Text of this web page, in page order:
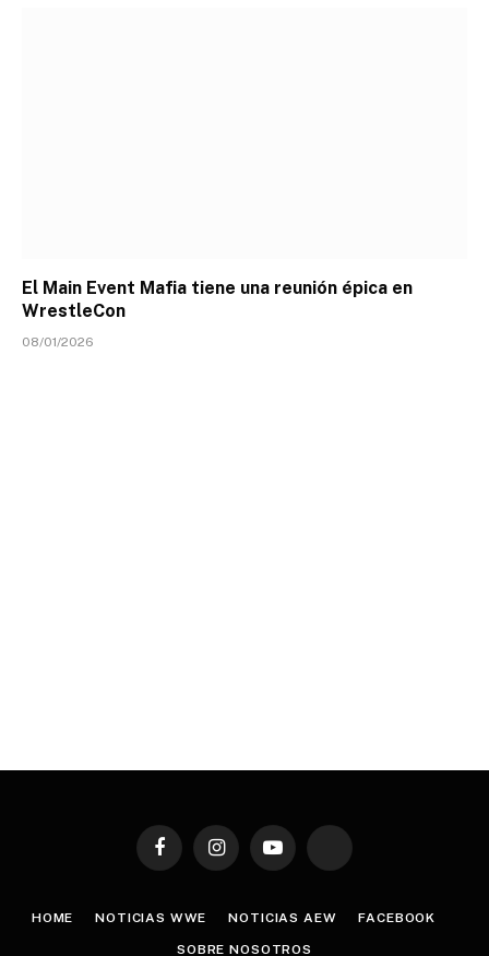
El Main Event Mafia tiene una reunión épica en
WrestleCon
08/01/2026
FacebookInstagramYouTube TikTok
HOME NOTICIAS WWE NOTICIAS AEW FACEBOOK
SOBRE NOSOTROS